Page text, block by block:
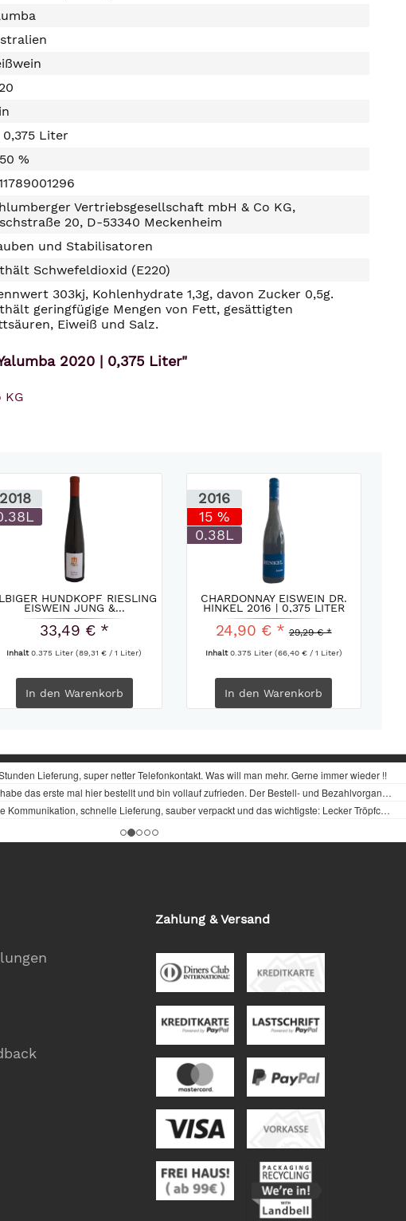
0,375 Liter
%
Vertriebsgesellschaft mbH & Co KG,
20, D-53340 Meckenheim
und Stabilisatoren
Schwefeldioxid (E220)
303kj, Kohlenhydrate 1,3g, davon Zucker 0,5g.
geringfügige Mengen von Fett, gesättigten
Eiweiß und Salz.
2020 | 0,375 Liter"
KG
2018
HUNDKOPF RIESLING
EISWEIN JUNG &...
33,49 € *
Inhalt0.375 Liter(89,31 € / 1 Liter)
In den Warenkorb
2016
15 %
0.38L
CHARDONNAY EISWEIN DR.
HINKEL 2016 | 0,375 LITER
24,90 € * 29,29 € *
Inhalt0.375 Liter (66,40 € / 1 Liter)
In den Warenkorb
Zahlung & Versand